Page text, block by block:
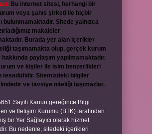
Bu internet sitesi, herhangi bir
veya şahıs şirketi ile hiçbir
bulunmamaktadır. Sitede yalnızca
makaleler
Burada yer alan içerikler
taşımamakta olup, gerçek kurum
paylaşım yapılmamaktadır.
ve kişiler ile isim benzerlikleri
tesadüfidir. Sitemizdeki bilgiler
ve tavsiye niteliği taşımazlar.
Sayılı Kanun gereğince Bilgi
ve İletişim Kurumu (BTK) tarafından
bir Yer Sağlayıcı olarak hizmet
Bu nedenle, sitedeki içerikleri